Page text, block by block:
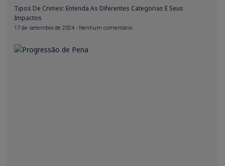
Tipos De Crimes: Entenda As Diferentes Categorias E Seus
Impactos
17 de setembro de 2024 Nenhum comentário